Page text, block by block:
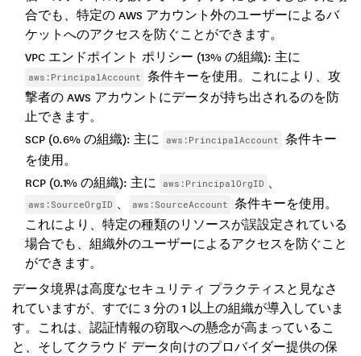
合でも、特定の AWS アカウント外のユーザーによるバ
ケットへのアクセスを防ぐことができます。
VPC エンドポイント ポリシー (13% の組織): 主に
aws:PrincipalAccount 条件キーを使用。これにより、攻
撃者の AWS アカウントにデータが持ち出されるのを防
止できます。
SCP (0.6% の組織): 主に
aws:PrincipalAccount 条件キー
を使用。
RCP (0.1% の組織): 主に
aws:PrincipalOrgID
aws:SourceOrgID aws:SourceAccount 条件キーを使用。
これにより、特定の種類のリソースが誤設定されている
場合でも、組織外のユーザーによるアクセスを防ぐこと
ができます。
データ境界は高度なセキュリティ プラクティスと見なさ
れていますが、すでに 3 分の 1 以上の組織が導入していま
す。これは、認証情報の窃取への懸念が高まっているこ
と、そしてクラウド データ向けのプロバイダー提供の保